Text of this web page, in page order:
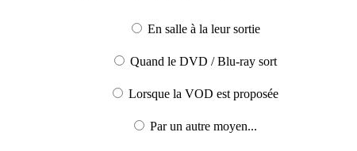
En salle à la leur sortie
Quand le DVD / Blu-ray sort
Lorsque la VOD est proposée
Par un autre moyen...